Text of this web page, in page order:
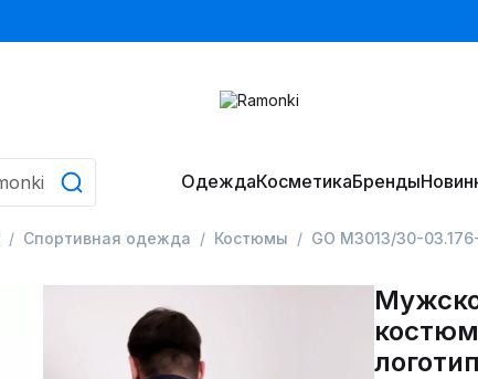
ОдеждаКосметикаБренды
Спортивная одежда Костюмы GO M3013/30-